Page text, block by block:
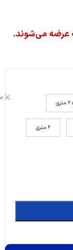
عرضه می‌شوند.
6 متری